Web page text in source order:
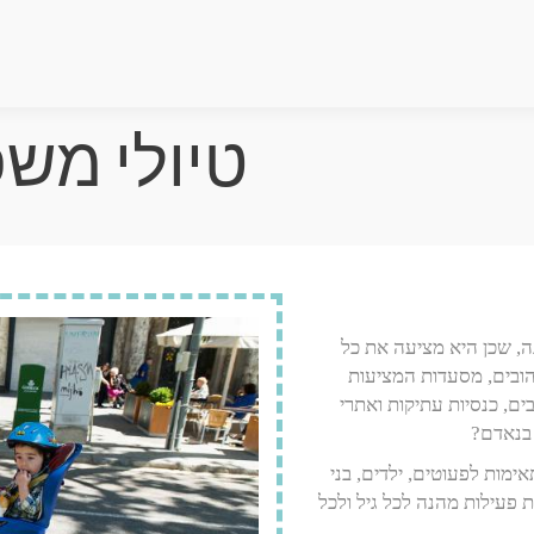
טיולי
שכן היא מציעה את כל
מסעדות המציעות
כנסיות עתיקות ואתרי
בנאדם?
לפעוטים, ילדים, בני
פעילות מהנה לכל גיל ולכל